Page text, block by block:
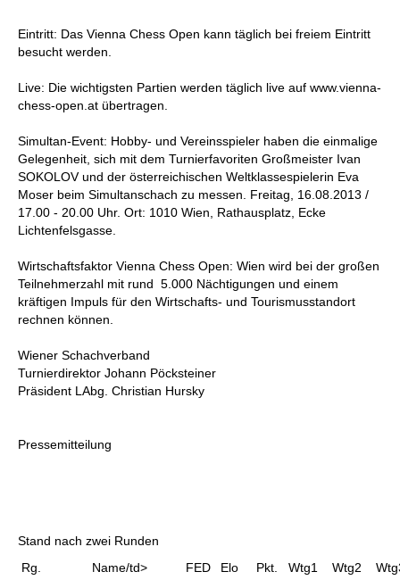
Eintritt: Das Vienna Chess Open kann täglich bei freiem Eintritt
besucht werden.
Live: Die wichtigsten Partien werden täglich live auf www.vienna-
chess-open.at übertragen.
Simultan-Event: Hobby- und Vereinsspieler haben die einmalige
Gelegenheit, sich mit dem Turnierfavoriten Großmeister Ivan
SOKOLOV und der österreichischen Weltklassespielerin Eva
Moser beim Simultanschach zu messen. Freitag, 16.08.2013 /
17.00 - 20.00 Uhr. Ort: 1010 Wien, Rathausplatz, Ecke
Lichtenfelsgasse.
Wirtschaftsfaktor Vienna Chess Open: Wien wird bei der großen
Teilnehmerzahl mit rund 5.000 Nächtigungen und einem
kräftigen Impuls für den Wirtschafts- und Tourismusstandort
rechnen können.
Wiener Schachverband
Turnierdirektor Johann Pöcksteiner
Präsident LAbg. Christian Hursky
Pressemitteilung
Stand nach zwei Runden
Rg.
Name/td> FED Elo Pkt. Wtg1 Wtg2